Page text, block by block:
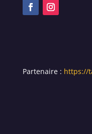
Partenaire : https://